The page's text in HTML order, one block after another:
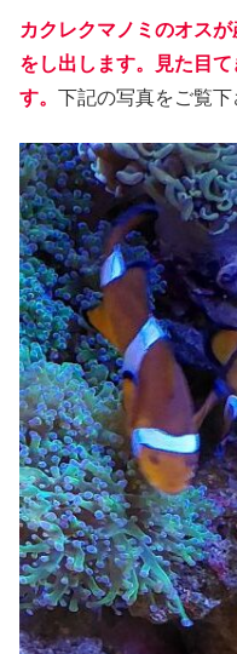
カクレクマノミのオス
をし出します。見た目
す。 下記の写真をご覧下